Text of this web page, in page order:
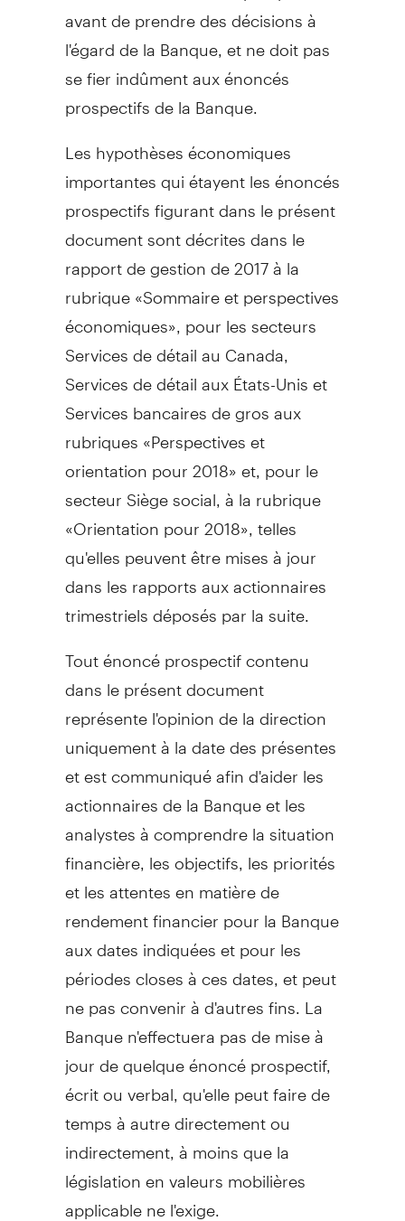
avant de prendre des décisions à
l'égard de la Banque, et ne doit pas
se fier indûment aux énoncés
prospectifs de la Banque.
Les hypothèses économiques
importantes qui étayent les énoncés
prospectifs figurant dans le présent
document sont décrites dans le
rapport de gestion de 2017 à la
rubrique «Sommaire et perspectives
économiques», pour les secteurs
Services de détail au Canada
Services de détail aux États-Unis et
Services bancaires de gros aux
rubriques «Perspectives et
orientation pour 2018» et, pour le
secteur Siège social, à la rubrique
«Orientation pour 2018», telles
qu'elles peuvent être mises à jour
dans les rapports aux actionnaires
trimestriels déposés par la suite.
Tout énoncé prospectif contenu
dans le présent document
représente l'opinion de la direction
uniquement à la date des présentes
et est communiqué afin d'aider les
actionnaires de la Banque et les
analystes à comprendre la situation
financière, les objectifs, les priorités
et les attentes en matière de
rendement financier pour la Banque
aux dates indiquées et pour les
périodes closes à ces dates, et peut
ne pas convenir à d'autres fins. La
Banque n'effectuera pas de mise à
jour de quelque énoncé prospectif,
écrit ou verbal, qu'elle peut faire de
temps à autre directement ou
indirectement, à moins que la
législation en valeurs mobilières
applicable ne l'exige.